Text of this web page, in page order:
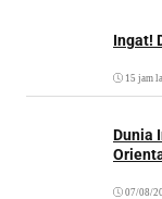
Ingat!
15 jam
Dunia
07/08/